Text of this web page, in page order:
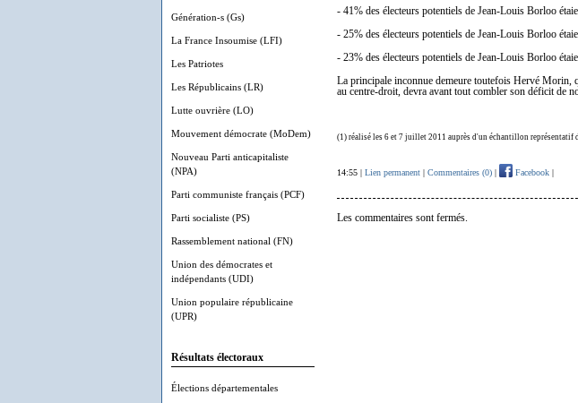
Génération-s (Gs)
La France Insoumise (LFI)
Les Patriotes
Les Républicains (LR)
Lutte ouvrière (LO)
Mouvement démocrate (MoDem)
Nouveau Parti anticapitaliste
(NPA)
Parti communiste français (PCF)
Parti socialiste (PS)
Rassemblement national (FN)
Union des démocrates et
indépendants (UDI)
Union populaire républicaine
(UPR)
Résultats électoraux
Élections départementales
- 41% des électeurs potentiels de Jean-Louis Borloo
- 25% des électeurs potentiels de Jean-Louis Borloo
- 23% des électeurs potentiels de Jean-Louis Borloo
La principale inconnue demeure toutefois Hervé Morin,
au centre-droit, devra avant tout combler son déficit de
(1) réalisé les 6 et 7 juillet 2011 auprès d'un échantillon représentatif
14:55 | Lien permanent | Commentaires (0) | Facebook |
Les commentaires sont fermés.